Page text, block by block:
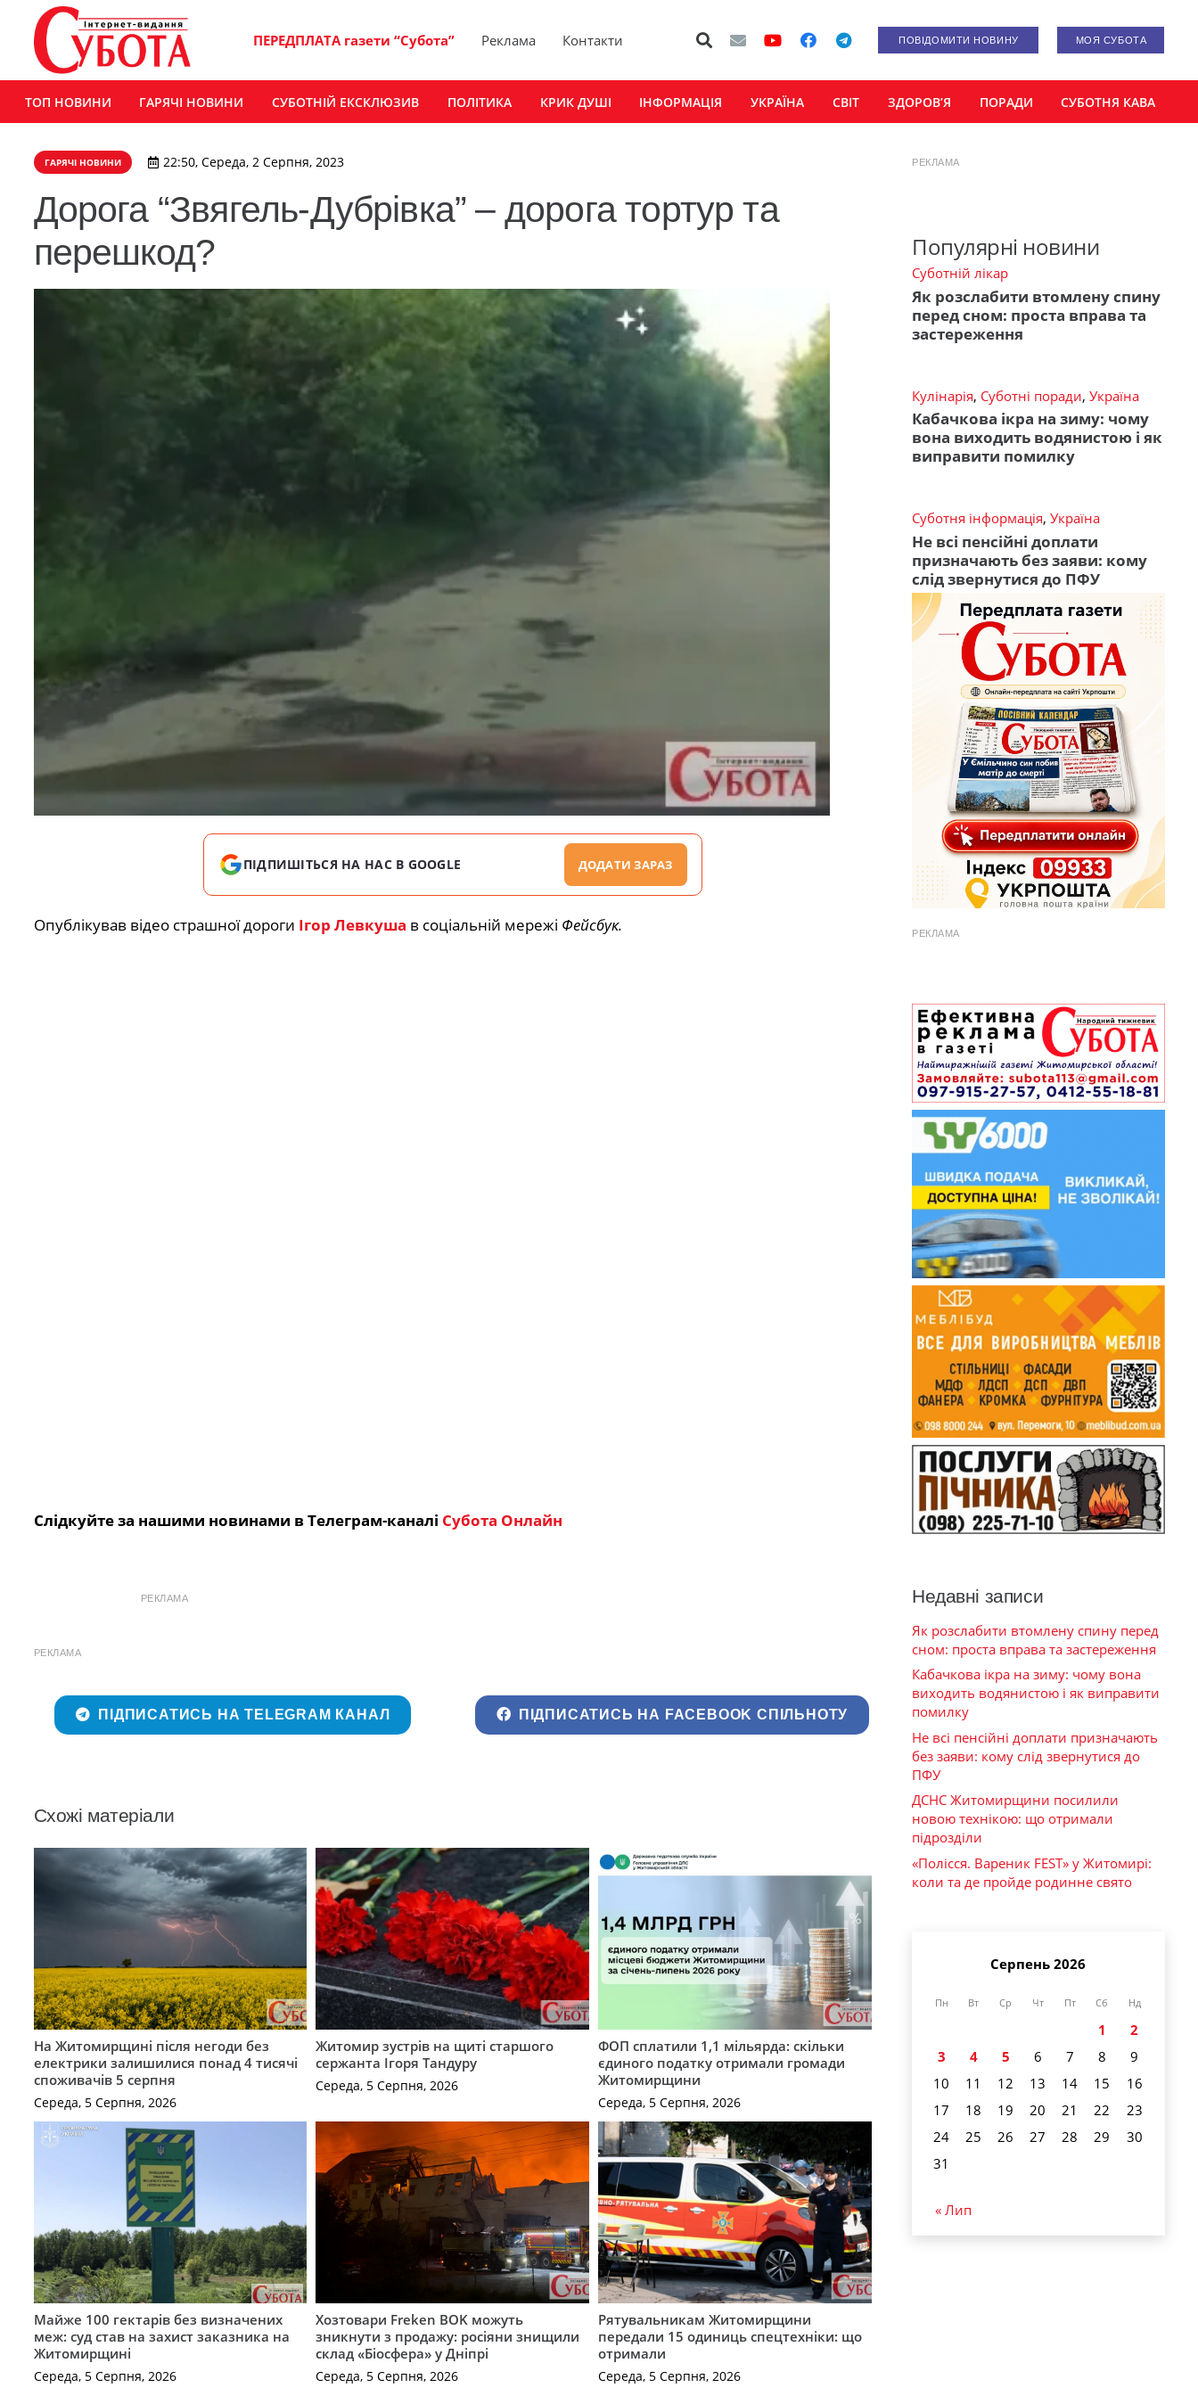
ПЕРЕДПЛАТА газети “Субота” Реклама Контакти ПОВІДОМИТИ НОВИНУ МОЯ СУБОТА
ТОП НОВИНИ ГАРЯЧІ НОВИНИ СУБОТНІЙ ЕКСКЛЮЗИВ ПОЛІТИКА КРИК ДУШІ ІНФОРМАЦІЯ УКРАЇНА СВІТ ЗДОРОВ’Я ПОРАДИ СУБОТНЯ КАВА
ГАРЯЧІ НОВИНИ 22:50, Середа, 2 Серпня, 2023
Дорога “Звягель-Дубрівка” – дорога тортур та
перешкод?
ПІДПИШІТЬСЯ НА НАС В GOOGLE ДОДАТИ ЗАРАЗ
Опублікував відео страшної дороги Ігор Левкуша в соціальній мережі Фейсбук.
Слідкуйте за нашими новинами в Телеграм-каналі Субота Онлайн
РЕКЛАМА
РЕКЛАМА
ПІДПИСАТИСЬ НА TELEGRAM КАНАЛ ПІДПИСАТИСЬ НА FACEBOOK СПІЛЬНОТУ
Схожі матеріали
На Житомирщині після негоди без
електрики залишилися понад 4 тисячі
споживачів 5 серпня
Середа, 5 Серпня, 2026
Житомир зустрів на щиті старшого
сержанта Ігоря Тандуру
Середа, 5 Серпня, 2026
ФОП сплатили 1,1 мільярда: скільки
єдиного податку отримали громади
Житомирщини
Середа, 5 Серпня, 2026
Майже 100 гектарів без визначених
меж: суд став на захист заказника на
Житомирщині
Середа, 5 Серпня, 2026
Хозтовари Freken BOK можуть
зникнути з продажу: росіяни знищили
склад «Біосфера» у Дніпрі
Середа, 5 Серпня, 2026
Рятувальникам Житомирщини
передали 15 одиниць спецтехніки: що
отримали
Середа, 5 Серпня, 2026
РЕКЛАМА
Популярні новини
Суботній лікар
Як розслабити втомлену спину
перед сном: проста вправа та
застереження
Кулінарія, Суботні поради, Україна
Кабачкова ікра на зиму: чому
вона виходить водянистою і як
виправити помилку
Суботня інформація, Україна
Не всі пенсійні доплати
призначають без заяви: кому
слід звернутися до ПФУ
РЕКЛАМА
Недавні записи
Як розслабити втомлену спину перед
сном: проста вправа та застереження
Кабачкова ікра на зиму: чому вона
виходить водянистою і як виправити
помилку
Не всі пенсійні доплати призначають
без заяви: кому слід звернутися до
ПФУ
ДСНС Житомирщини посилили
новою технікою: що отримали
підрозділи
«Полісся. Вареник FEST» у Житомирі:
коли та де пройде родинне свято
Серпень 2026
Пн Вт Ср Чт Пт Сб Нд
1
2
3
4 5 6 7 8
9
10
11 12 13 14 15
16
17
18 19 20 21 22
23
24
25 26 27 28 29
30
31
« Лип